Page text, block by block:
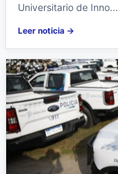
Universitario de Inno...
Leer noticia →